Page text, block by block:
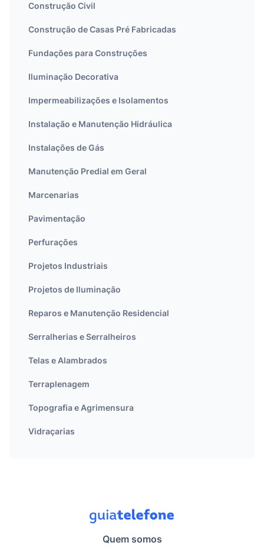
Construção Civil
Construção de Casas Pré Fabricadas
Fundações para Construções
Iluminação Decorativa
Impermeabilizações e Isolamentos
Instalação e Manutenção Hidráulica
Instalações de Gás
Manutenção Predial em Geral
Marcenarias
Pavimentação
Perfurações
Projetos Industriais
Projetos de Iluminação
Reparos e Manutenção Residencial
Serralherias e Serralheiros
Telas e Alambrados
Terraplenagem
Topografia e Agrimensura
Vidraçarias
Quem somos